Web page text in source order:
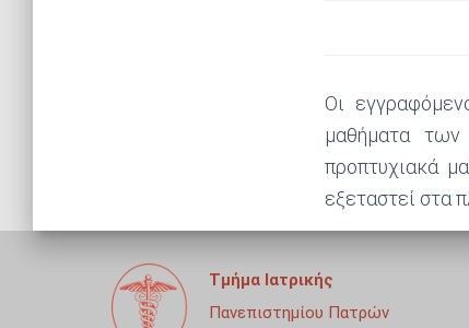
Οι
μαθήματα των
προπτυχιακά
εξεταστεί στα
Τμήμα Ιατρικής
Πανεπιστημίου Πατρών